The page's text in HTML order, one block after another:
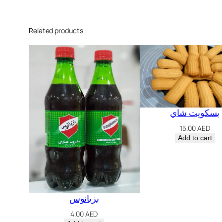
Related products
بزيانوس
4.00AED
بسكويت شاي
15.00AED
Add to cart